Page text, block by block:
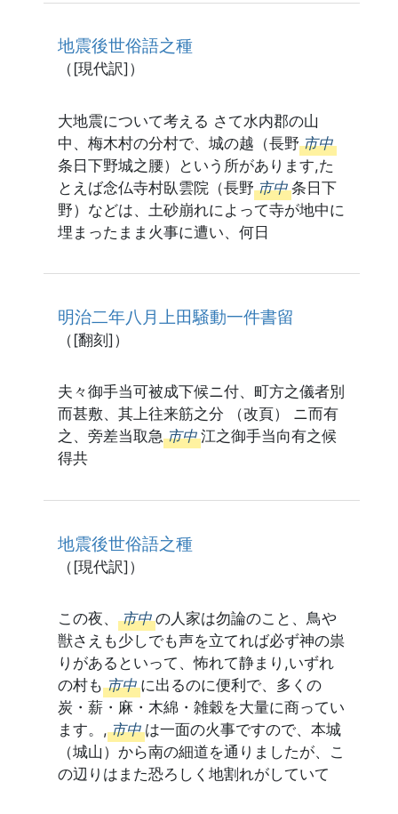
地震後世俗語之種
（[現代訳]）
大地震について考える さて水内郡の山
中、梅木村の分村で、城の越（長野 市中
条日下野城之腰）という所があります,た
とえば念仏寺村臥雲院（長野 市中 条日下
野）などは、土砂崩れによって寺が地中に
埋まったまま火事に遭い、何日
明治二年八月上田騒動一件書留
（[翻刻]）
夫々御手当可被成下候ニ付、町方之儀者別
而甚敷、其上往来筋之分 （改頁） ニ而有
之、旁差当取急 市中 江之御手当向有之候
得共
地震後世俗語之種
（[現代訳]）
この夜、 市中 の人家は勿論のこと、鳥や
獣さえも少しでも声を立てれば必ず神の祟
りがあるといって、怖れて静まり,いずれ
の村も 市中 に出るのに便利で、多くの
炭・薪・麻・木綿・雑穀を大量に商ってい
ます。, 市中 は一面の火事ですので、本城
（城山）から南の細道を通りましたが、こ
の辺りはまた恐ろしく地割れがしていて